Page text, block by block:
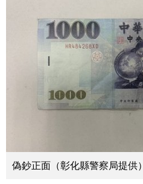
偽鈔正面（彰化縣警察局提供）